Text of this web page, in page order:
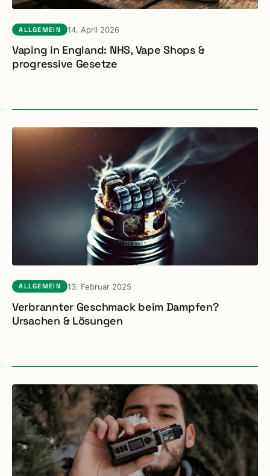
ALLGEMEIN 14. April 2026
Vaping in England: NHS, Vape Shops &
progressive Gesetze
ALLGEMEIN 13. Februar 2025
Verbrannter Geschmack beim Dampfen?
Ursachen & Lösungen